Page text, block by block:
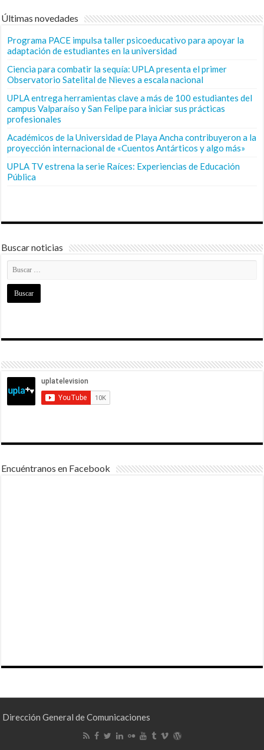
Últimas novedades
Programa PACE impulsa taller psicoeducativo para apoyar la
adaptación de estudiantes en la universidad
Ciencia para combatir la sequía: UPLA presenta el primer
Observatorio Satelital de Nieves a escala nacional
UPLA entrega herramientas clave a más de 100 estudiantes del
campus Valparaíso y San Felipe para iniciar sus prácticas
profesionales
Académicos de la Universidad de Playa Ancha contribuyeron a la
proyección internacional de «Cuentos Antárticos y algo más»
UPLA TV estrena la serie Raíces: Experiencias de Educación
Pública
Buscar noticias
Encuéntranos en Facebook
Dirección General de Comunicaciones